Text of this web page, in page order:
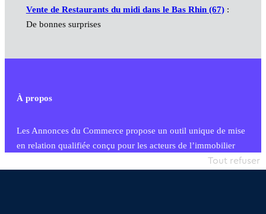
Vente de Restaurants du midi dans le Bas Rhin (67):
De bonnes surprises
À propos
Les Annonces du Commerce propose un outil unique de mise
en relation qualifiée conçu pour les acteurs de l’immobilier
commercial et les collectivités territoriales, simple et intégrant
Tout refuser